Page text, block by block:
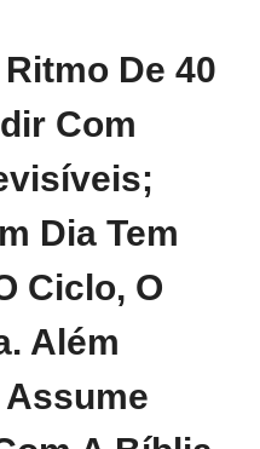
De 40
Com
Dia Tem
Ciclo, O
Além
Assume